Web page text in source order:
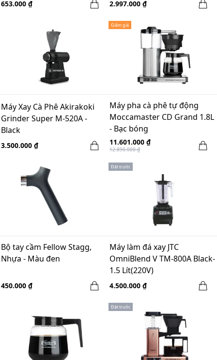
653.000 ₫ 2.997.000 ₫
Máy Xay Cà Phê Akirakoki
Grinder Super M-520A -
Black
3.500.000 ₫
Giảm giá
Máy pha cà phê tự động
Moccamaster CD Grand 1.8L
- Bạc bóng
11.601.000 ₫
12.890.000 ₫
Bộ tay cầm Fellow Stagg,
Nhựa - Màu đen
450.000 ₫
Đặt trước
Máy làm đá xay JTC
OmniBlend V TM-800A Black-
1.5 Lít(220V)
4.500.000 ₫
Đặt trước